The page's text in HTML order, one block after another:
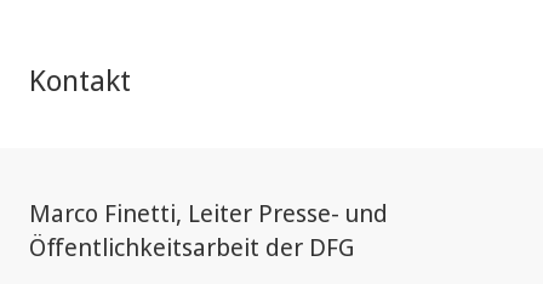
Kontakt
Marco Finetti, Leiter Presse- und
Öffentlichkeitsarbeit der DFG